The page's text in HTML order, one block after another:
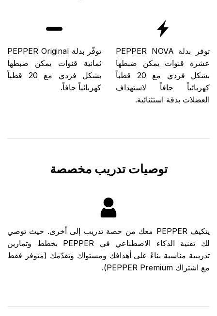
توفر بدلة PEPPER NOVA
عشرة قنوات يمكن ضبطها
بشكل فردي مع 20 قطباً
كهربائياً جافاً لاستهداف
العضلات بدقة استثنائية.
توفّر بدلة PEPPER Original
ثمانية قنوات يمكن ضبطها
بشكل فردي مع 20 قطباً
كهربائياً جافاً.
توصيات تدريب مخصصة
يتكيف PEPPER معك من حصة تدريب إلى أخرى. حيث توصي
لك تقنية الذكاء الاصطناعي في PEPPER بخطط وتمارين
تدريبية مناسبة بناءً على أهدافك ومستواك وتقدّمك (متوفر فقط
مع اشتراك PEPPER Premium).